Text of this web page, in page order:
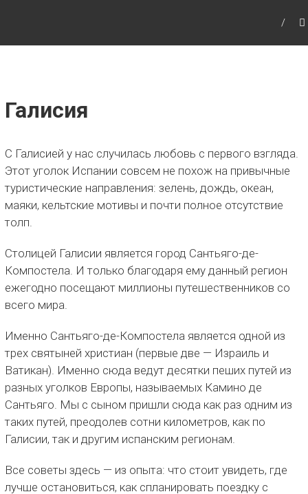
Галисия
С Галисией у нас случилась любовь с первого взгляда.
Этот уголок Испании совсем не похож на привычные
туристические направления: зелень, дождь, океан,
маяки, кельтские мотивы и почти полное отсутствие
толп.
Столицей Галисии является город Сантьяго-де-
Компостела. И только благодаря ему данный регион
ежегодно посещают миллионы путешественников со
всего мира.
Именно Сантьяго-де-Компостела является одной из
трех святыней христиан (первые две — Израиль и
Ватикан). Именно сюда ведут десятки пеших путей из
разных уголков Европы, называемых Камино де
Сантьяго. Мы с сыном пришли сюда как раз одним из
таких путей, преодолев сотни километров, как по
Галисии, так и другим испанским регионам.
Все советы здесь — из опыта: что стоит увидеть, где
лучше остановиться, как спланировать поездку с